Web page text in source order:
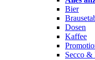
Bier
Dosen
Kaffee
Secco &